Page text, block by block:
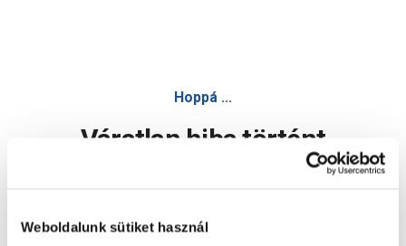
Weboldalunk sütiket használ
Hoppá ...
Váratlan hiba történt